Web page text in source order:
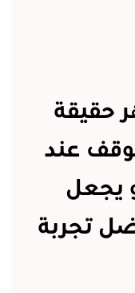
حقيقة
عند
يجعل
تجربة